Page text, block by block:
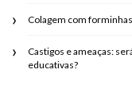
Colagem com
Castigos e ameaças:
educativas?